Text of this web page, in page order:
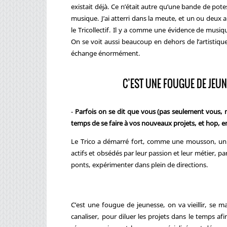
existait déjà. Ce n’était autre qu’une bande de
musique. J’ai atterri dans la meute, et un ou
le Tricollectif. Il y a comme une évidence de
On se voit aussi beaucoup en dehors de
échange énormément.
C’EST UNE FOUGUE DE
- Parfois on se dit que vous (pas seulement vous,
temps de se faire à vos nouveaux projets, et hop,
Le Trico a démarré fort, comme une mousson,
actifs et obsédés par leur passion et leur métier,
ponts, expérimenter dans plein de directions.
C’est une fougue de jeunesse, on va vieillir, se
canaliser, pour diluer les projets dans le temps